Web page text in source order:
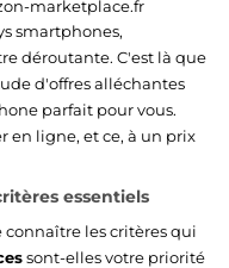
marketplace.fr
smartphones,
déroutante. C'est là que
d'offres alléchantes
parfait pour vous.
en ligne, et ce, à un prix
essentiels
les critères qui
sont-elles votre priorité